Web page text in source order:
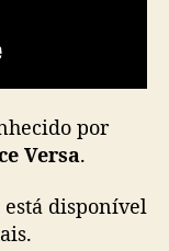
por
Versa.
está disponível